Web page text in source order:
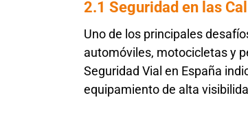
2.1 Seguridad en las
Uno de los principales
automóviles, motocicletas y
Seguridad Vial en España
equipamiento de alta